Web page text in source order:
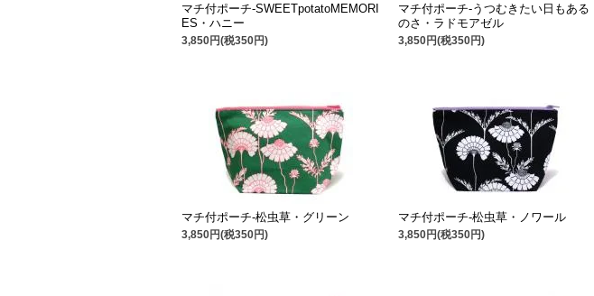
マチ付ポーチ-SWEETpotatoMEMORI
ES・ハニー
3,850円(税350円)
マチ付ポーチ-うつむきたい日もある
のさ・ラドモアゼル
3,850円(税350円)
マチ付ポーチ-松虫草・グリーン
3,850円(税350円)
マチ付ポーチ-松虫草・ノワール
3,850円(税350円)